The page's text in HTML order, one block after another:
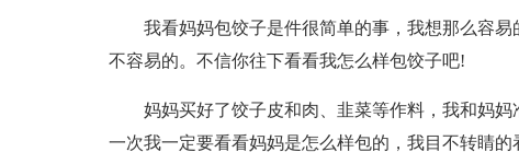
我看妈妈包饺子是件很简单的事，我想那么容
不容易的。不信你往下看看我怎么样包饺子吧!
妈妈买好了饺子皮和肉、韭菜等作料，我和妈
一次我一定要看看妈妈是怎么样包的，我目不转睛